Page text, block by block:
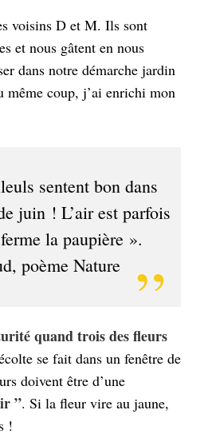
voisins D et M. Ils sont
et nous gâtent en nous
dans notre démarche jardin
même coup, j’ai enrichi mon
sentent bon dans
juin ! L’air est parfois
la paupière ».
poème Nature
quand trois des fleurs
se fait dans un fenêtre de
doivent être d’une
”. Si la fleur vire au jaune,
!